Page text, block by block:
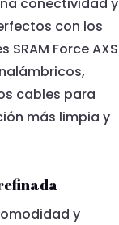
con los
SRAM Force AXS
cables para
más limpia y
y